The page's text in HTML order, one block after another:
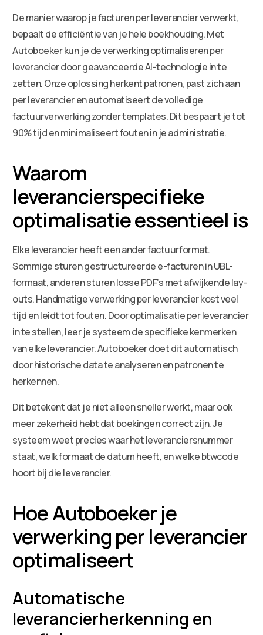
De manier waarop je facturen per leverancier verwerkt,
bepaalt de efficiëntie van je hele boekhouding. Met
Autoboeker kun je de verwerking optimaliseren per
leverancier door geavanceerde AI-technologie in te
zetten. Onze oplossing herkent patronen, past zich aan
per leverancier en automatiseert de volledige
factuurverwerking zonder templates. Dit bespaart je tot
90% tijd en minimaliseert fouten in je administratie.
Waarom
leverancierspecifieke
optimalisatie essentieel is
Elke leverancier heeft een ander factuurformat.
Sommige sturen gestructureerde e-facturen in UBL-
formaat, anderen sturen losse PDF’s met afwijkende lay-
outs. Handmatige verwerking per leverancier kost veel
tijd en leidt tot fouten. Door optimalisatie per leverancier
in te stellen, leer je systeem de specifieke kenmerken
van elke leverancier. Autoboeker doet dit automatisch
door historische data te analyseren en patronen te
herkennen.
Dit betekent dat je niet alleen sneller werkt, maar ook
meer zekerheid hebt dat boekingen correct zijn. Je
systeem weet precies waar het leveranciersnummer
staat, welk formaat de datum heeft, en welke btwcode
hoort bij die leverancier.
Hoe Autoboeker je
verwerking per leverancier
optimaliseert
Automatische
leverancierherkenning en